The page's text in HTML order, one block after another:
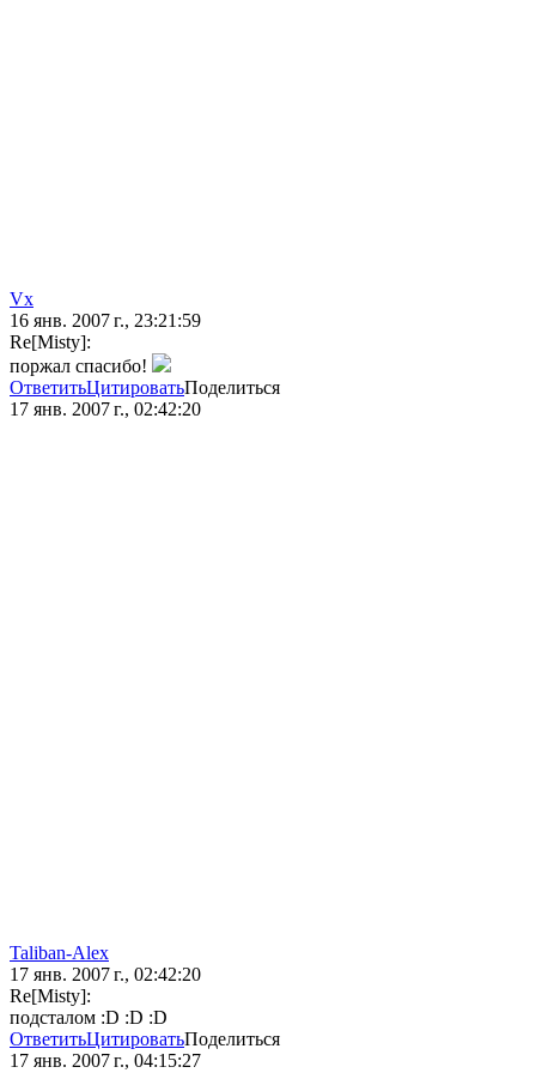
Vx
16 янв. 2007 г., 23:21:59
Re[Misty]:
поржал спасибо!
ОтветитьЦитироватьПоделиться
17 янв. 2007 г., 02:42:20
Taliban-Alex
17 янв. 2007 г., 02:42:20
Re[Misty]:
подсталом :D :D :D
ОтветитьЦитироватьПоделиться
17 янв. 2007 г., 04:15:27